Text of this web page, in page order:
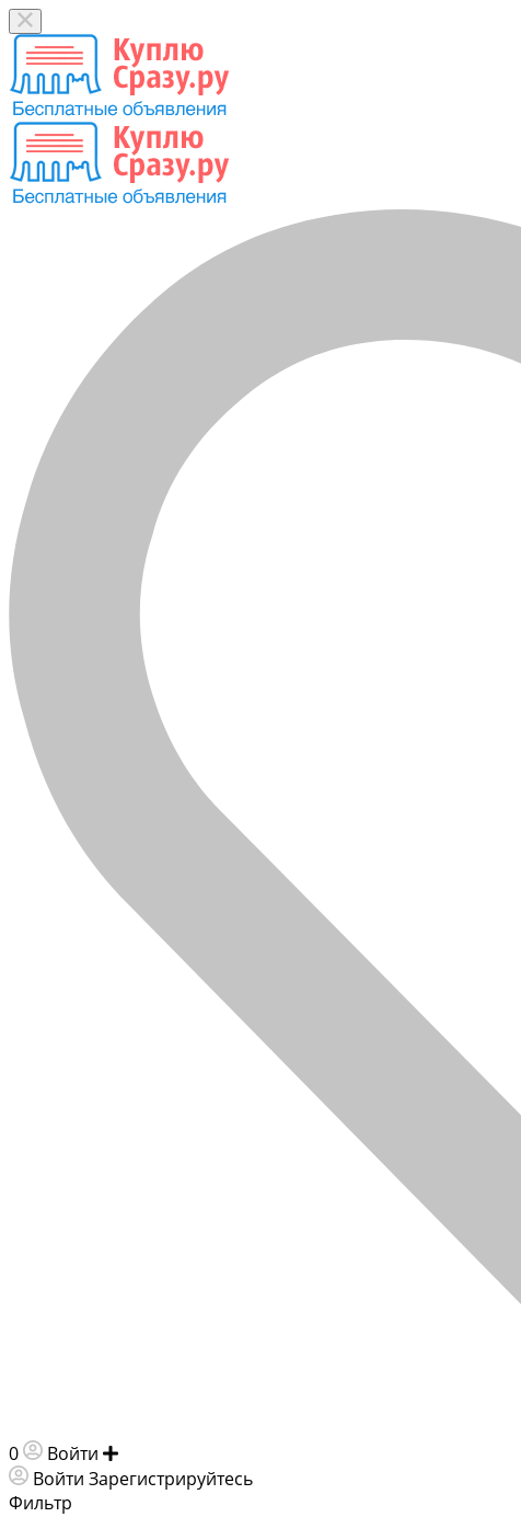
0 Войти
Войти Зарегистрируйтесь
Фильтр